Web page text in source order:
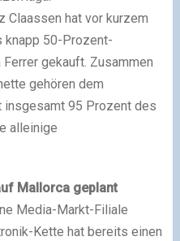
Claassen hat vor kurzem
knapp 50-Prozent-
gekauft. Zusammen
gehören dem
insgesamt 95 Prozent des
alleinige
Mallorca geplant
Media-Markt-Filiale
Kette hat bereits einen